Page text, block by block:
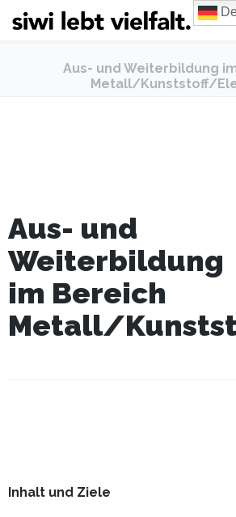
Aus- und Weiterbildung
Metall/Kunststoff/
Aus- und
Weiterbildung
im Bereich
Metall/
Inhalt und Ziele